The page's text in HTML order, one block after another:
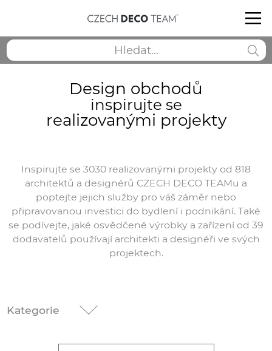
Design obchodů
inspirujte se
realizovanými projekty
Inspirujte se 3030 realizovanými projekty od 818
architektů a designérů CZECH DECO TEAMu a
poptejte jejich služby pro váš záměr nebo
připravovanou investici do bydlení i podnikání. Také
se podívejte, jaké osvědčené výrobky a zařízení od 39
dodavatelů používají architekti a designéři ve svých
projektech.
Kategorie